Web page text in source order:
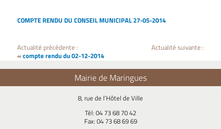
COMPTE RENDU DU CONSEIL MUNICIPAL 27-05-2014
Actualité précédente :
« compte rendu du 02-12-2014
Actualité suivante :
Mairie de Maringues
8, rue de l’Hôtel de Ville
Tél: 04 73 68 70 42
Fax: 04 73 68 69 69